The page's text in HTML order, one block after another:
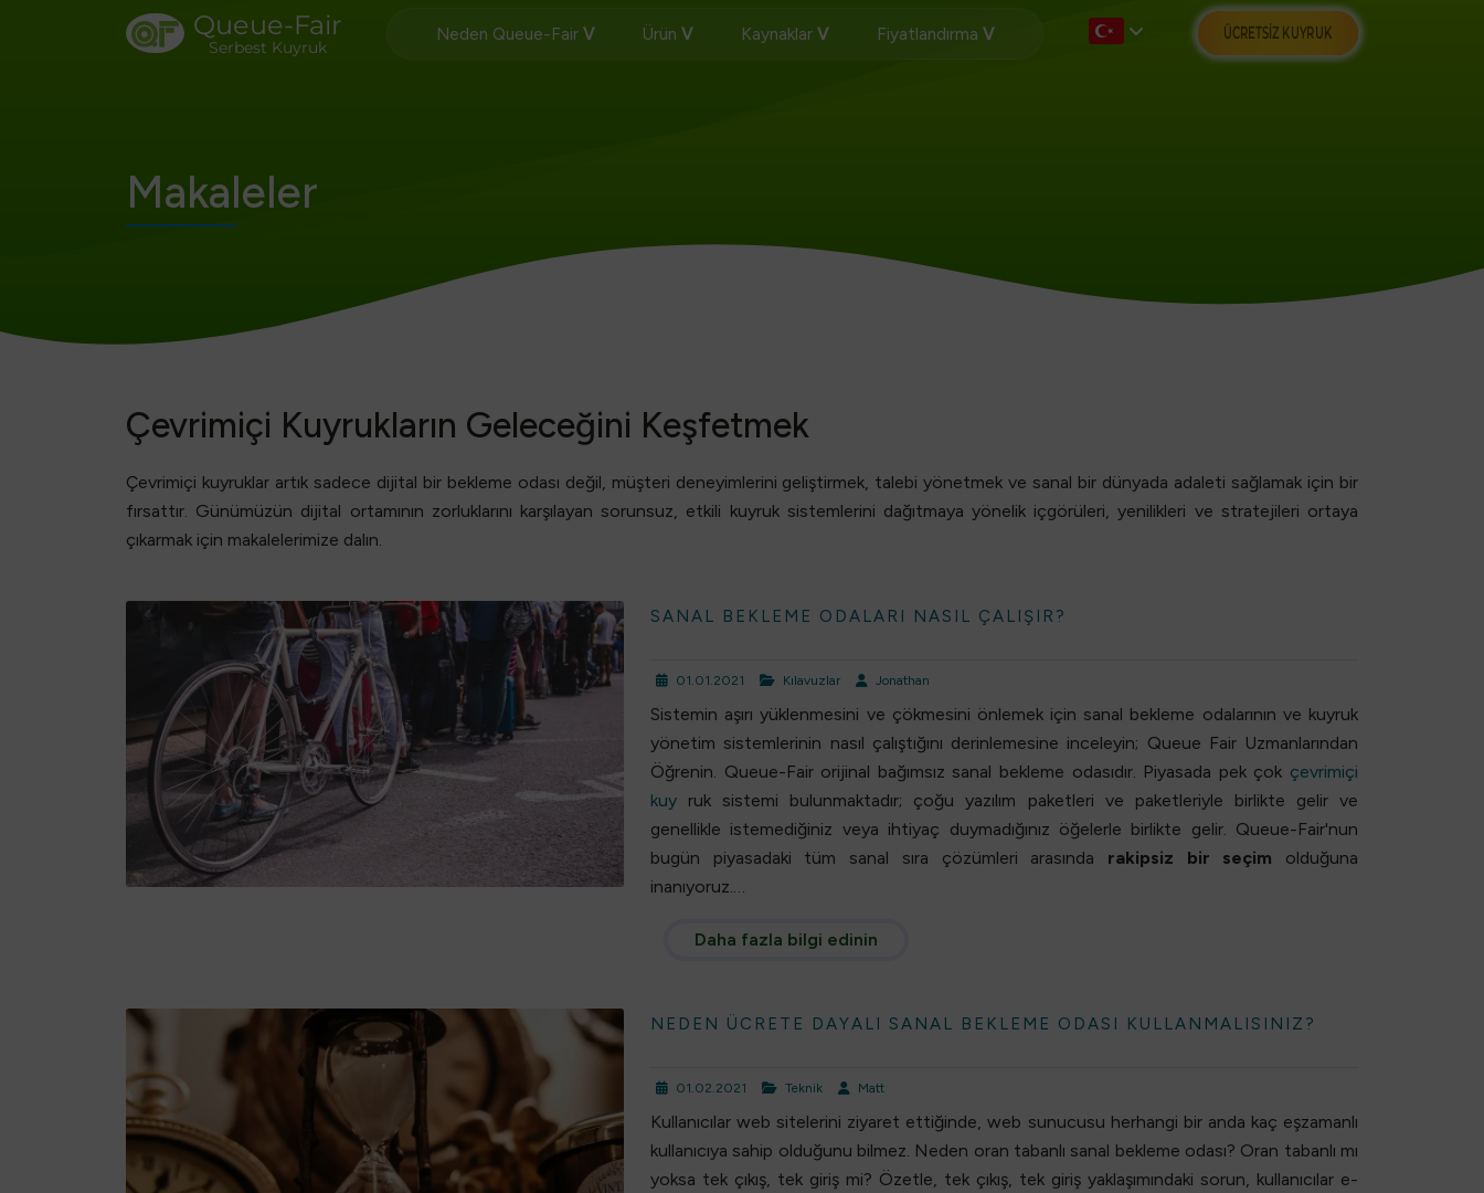
Queue-Fair
Serbest Kuyruk
Neden Queue-Fair Ürün Kaynaklar Fiyatlandırma ÜCRETSIZ KUYRUK
Makaleler
Çevrimiçi Kuyrukların Geleceğini Keşfetmek
Çevrimiçi kuyruklar artık sadece dijital bir bekleme odası değil, müşteri deneyimlerini geliştirmek, talebi yönetmek ve sanal bir dünyada adaleti sağlamak için bir
fırsattır. Günümüzün dijital ortamının zorluklarını karşılayan sorunsuz, etkili kuyruk sistemlerini dağıtmaya yönelik içgörüleri, yenilikleri ve stratejileri ortaya
çıkarmak için makalelerimize dalın.
SANAL BEKLEME ODALARI NASIL ÇALIŞIR?
01.01.2021 Kılavuzlar Jonathan
Sistemin aşırı yüklenmesini ve çökmesini önlemek için sanal bekleme odalarının ve kuyruk
yönetim sistemlerinin nasıl çalıştığını derinlemesine inceleyin; Queue Fair Uzmanlarından
Öğrenin. Queue-Fair orijinal bağımsız sanal bekleme odasıdır. Piyasada pek çok çevrimiçi
kuy ruk sistemi bulunmaktadır; çoğu yazılım paketleri ve paketleriyle birlikte gelir ve
genellikle istemediğiniz veya ihtiyaç duymadığınız öğelerle birlikte gelir. Queue-Fair'nun
bugün piyasadaki tüm sanal sıra çözümleri arasında rakipsiz bir seçim olduğuna
inanıyoruz.…
Daha fazla bilgi edinin
NEDEN ÜCRETE DAYALI SANAL BEKLEME ODASI KULLANMALISINIZ?
01.02.2021 Teknik Matt
Kullanıcılar web sitelerini ziyaret ettiğinde, web sunucusu herhangi bir anda kaç eşzamanlı
kullanıcıya sahip olduğunu bilmez. Neden oran tabanlı sanal bekleme odası? Oran tabanlı mı
yoksa tek çıkış, tek giriş mi? Özetle, tek çıkış, tek giriş yaklaşımındaki sorun, kullanıcılar e-